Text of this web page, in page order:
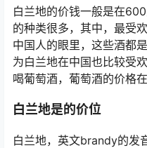
白兰地的价钱一般是在
的种类很多，其中，最受
中国人的眼里，这些酒都
为白兰地在中国也比较受
喝葡萄酒，葡萄酒的价格
白兰地是的价位
白兰地，英文brandy的发